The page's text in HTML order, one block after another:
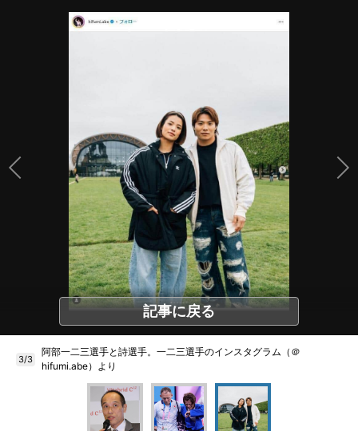
記事に戻る
3/3
阿部一二三選手と詩選手。一二三選手のインスタグラム（＠
hifumi.abe）より